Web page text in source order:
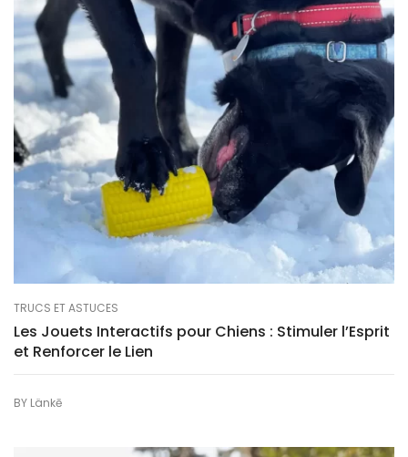
TRUCS ET ASTUCES
Les Jouets Interactifs pour Chiens : Stimuler l’Esprit
et Renforcer le Lien
BY Länkē